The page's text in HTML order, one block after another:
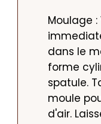
Moulage :
dans le
forme
spatule.
moule
d'air.